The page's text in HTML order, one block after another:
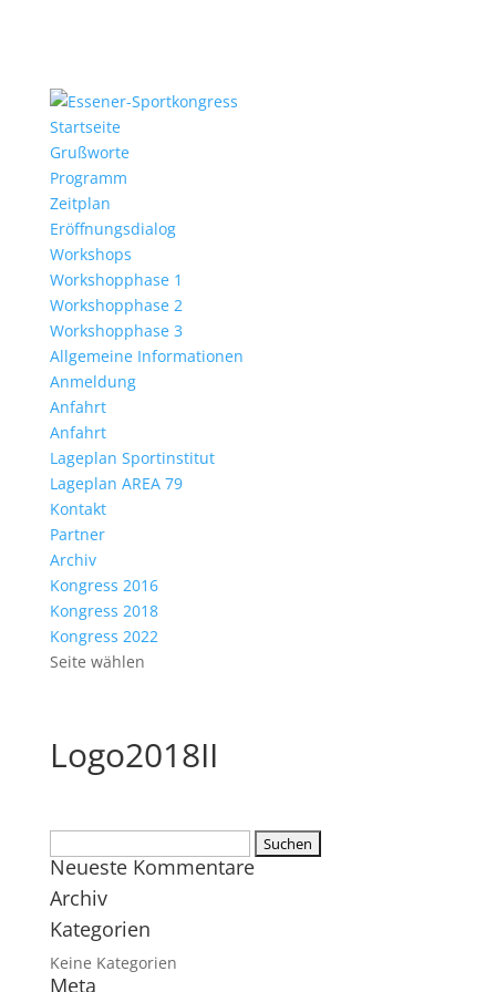
Startseite
Grußworte
Programm
Zeitplan
Eröffnungsdialog
Workshops
Workshopphase 1
Workshopphase 2
Workshopphase 3
Allgemeine Informationen
Anmeldung
Anfahrt
Anfahrt
Lageplan Sportinstitut
Lageplan AREA 79
Kontakt
Partner
Archiv
Kongress 2016
Kongress 2018
Kongress 2022
Seite wählen
Logo2018II
nach:
Neueste Kommentare
Archiv
Kategorien
Keine Kategorien
Meta